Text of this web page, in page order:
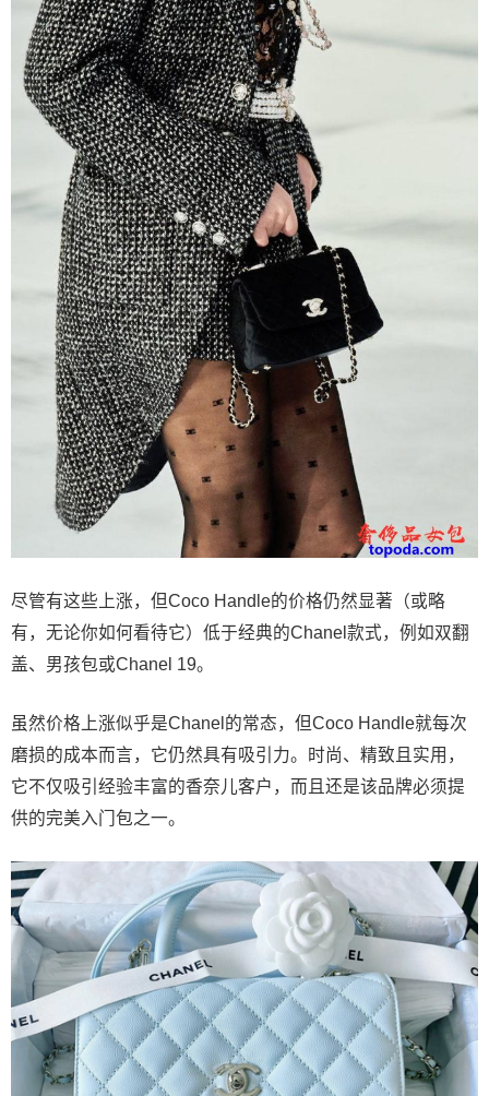
尽管有这些上涨，但Coco Handle的价格仍然显著（或略
有，无论你如何看待它）低于经典的Chanel款式，例如双翻
盖、男孩包或Chanel 19。
虽然价格上涨似乎是Chanel的常态，但Coco Handle就每次
磨损的成本而言，它仍然具有吸引力。时尚、精致且实用，
它不仅吸引经验丰富的香奈儿客户，而且还是该品牌必须提
供的完美入门包之一。